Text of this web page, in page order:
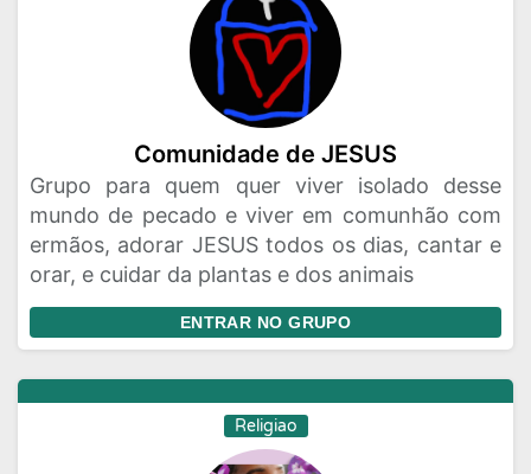
Comunidade de JESUS
Grupo para quem quer viver isolado desse
mundo de pecado e viver em comunhão com
ermãos, adorar JESUS todos os dias, cantar e
orar, e cuidar da plantas e dos animais
ENTRAR NO GRUPO
Religiao